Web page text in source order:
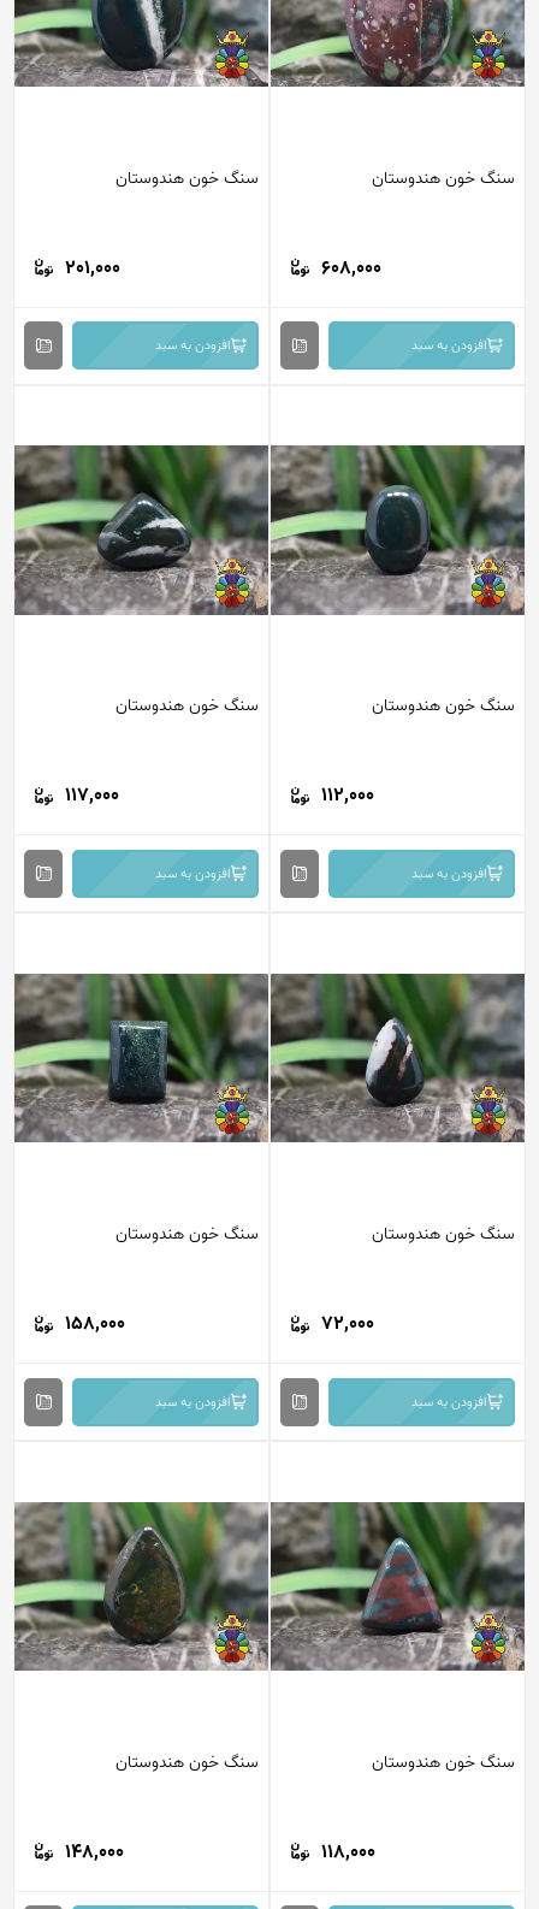
سنگ خون هندوستان
608,000
افزودن به سبد
سنگ خون هندوستان
201,000
افزودن به سبد
سنگ خون هندوستان
112,000
افزودن به سبد
سنگ خون هندوستان
117,000
افزودن به سبد
سنگ خون هندوستان
72,000
افزودن به سبد
سنگ خون هندوستان
158,000
افزودن به سبد
سنگ خون هندوستان
118,000
سنگ خون هندوستان
148,000